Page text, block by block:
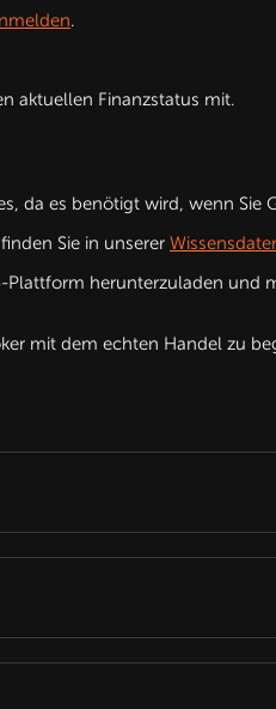
.
aktuellen Finanzstatus mit.
da es benötigt wird, wenn
Sie in unserer
herunterzuladen und
mit dem echten Handel zu